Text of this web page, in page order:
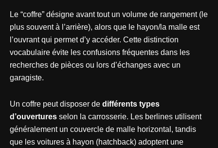
Le “coffre” désigne avant tout un volume de rangement (le
plus souvent à l’arrière), alors que le hayon/la malle est
l’ouvrant qui permet d’y accéder. Cette distinction
vocabulaire évite les confusions fréquentes dans les
recherches de pièces ou lors d’échanges avec un
garagiste.
Un coffre peut disposer de différents types
d’ouvertures selon la carrosserie. Les berlines utilisent
généralement un couvercle de malle horizontal, tandis
que les voitures à hayon (hatchback) adoptent une